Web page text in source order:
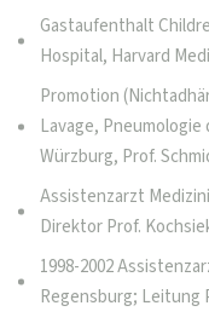
Gastaufenthalt
Hospital, Harvard
Promotion
Lavage,
Würzburg, Prof.
Assistenzarzt
Direktor Prof.
1998-2002
Regensburg; Leitung